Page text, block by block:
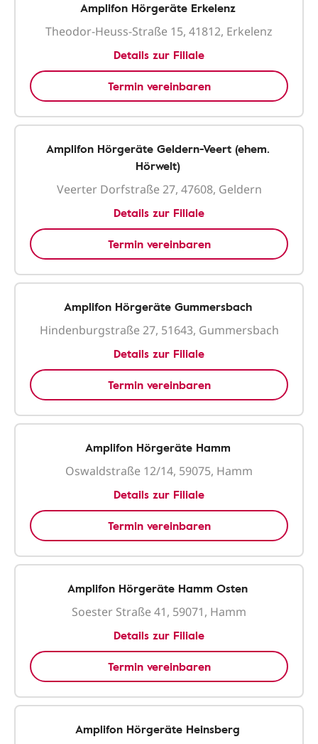
Amplifon Hörgeräte Erkelenz
Theodor-Heuss-Straße 15, 41812, Erkelenz
Details zur Filiale
Termin vereinbaren
Amplifon Hörgeräte Geldern-Veert (ehem.
Hörwelt)
Veerter Dorfstraße 27, 47608, Geldern
Details zur Filiale
Termin vereinbaren
Amplifon Hörgeräte Gummersbach
Hindenburgstraße 27, 51643, Gummersbach
Details zur Filiale
Termin vereinbaren
Amplifon Hörgeräte Hamm
Oswaldstraße 12/14, 59075, Hamm
Details zur Filiale
Termin vereinbaren
Amplifon Hörgeräte Hamm Osten
Soester Straße 41, 59071, Hamm
Details zur Filiale
Termin vereinbaren
Amplifon Hörgeräte Heinsberg